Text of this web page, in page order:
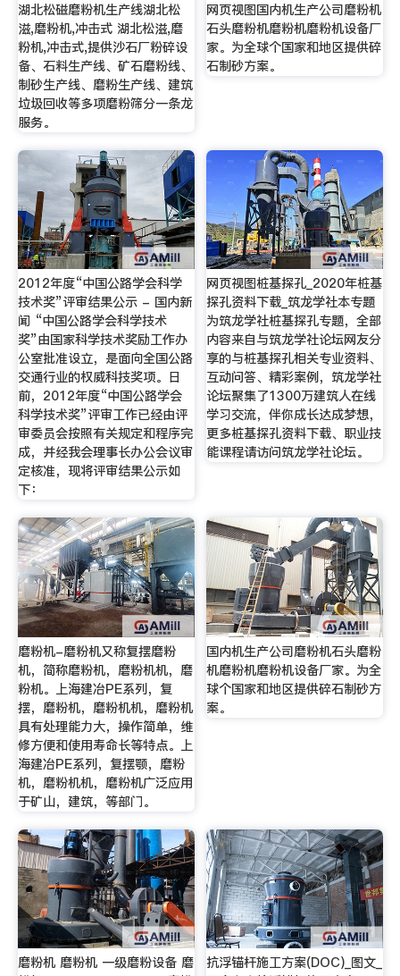
湖北松磁磨粉机生产线湖北松
滋,磨粉机,冲击式 湖北松滋,磨
粉机,冲击式,提供沙石厂粉碎设
备、石料生产线、矿石磨粉线、
制砂生产线、磨粉生产线、建筑
垃圾回收等多项磨粉筛分一条龙
服务。
网页视图国内机生产公司磨粉机
石头磨粉机磨粉机磨粉机设备厂
家。为全球个国家和地区提供碎
石制砂方案。
2012年度“中国公路学会科学
技术奖”评审结果公示 - 国内新
闻 “中国公路学会科学技术
奖”由国家科学技术奖励工作办
公室批准设立，是面向全国公路
交通行业的权威科技奖项。日
前，2012年度“中国公路学会
科学技术奖”评审工作已经由评
审委员会按照有关规定和程序完
成，并经我会理事长办公会议审
定核准，现将评审结果公示如
下：
网页视图桩基探孔_2020年桩基
探孔资料下载_筑龙学社本专题
为筑龙学社桩基探孔专题，全部
内容来自与筑龙学社论坛网友分
享的与桩基探孔相关专业资料、
互动问答、精彩案例，筑龙学社
论坛聚集了1300万建筑人在线
学习交流，伴你成长达成梦想，
更多桩基探孔资料下载、职业技
能课程请访问筑龙学社论坛。
磨粉机-磨粉机又称复摆磨粉
机，简称磨粉机，磨粉机机，磨
粉机。上海建冶PE系列，复
摆，磨粉机，磨粉机机，磨粉机
具有处理能力大，操作简单，维
修方便和使用寿命长等特点。上
海建冶PE系列，复摆颚，磨粉
机，磨粉机机，磨粉机广泛应用
于矿山，建筑，等部门。
国内机生产公司磨粉机石头磨粉
机磨粉机磨粉机设备厂家。为全
球个国家和地区提供碎石制砂方
案。
磨粉机 磨粉机 一级磨粉设备 磨
抗浮锚杆施工方案(DOC)_图文_